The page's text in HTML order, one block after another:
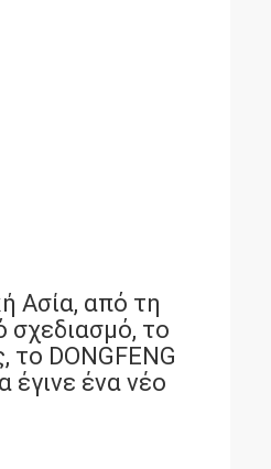
Ασία, από τη
το
το DONGFENG
έγινε ένα νέο